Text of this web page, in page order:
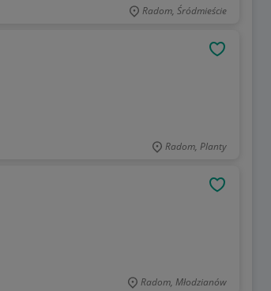
Radom, Śródmieście
Radom, Planty
Radom, Młodzianów